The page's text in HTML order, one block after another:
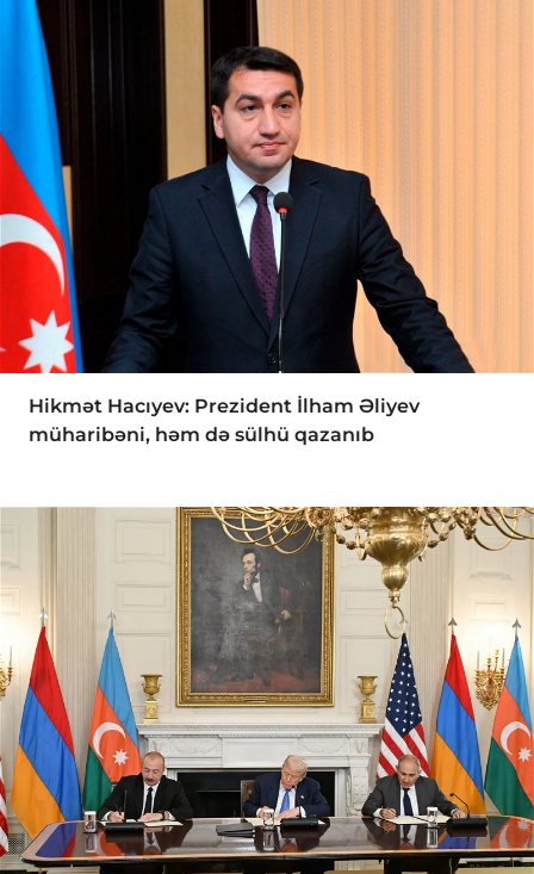
Hikmət Hacıyev: Prezident İlham Əliyev
müharibəni, həm də sülhü qazanıb